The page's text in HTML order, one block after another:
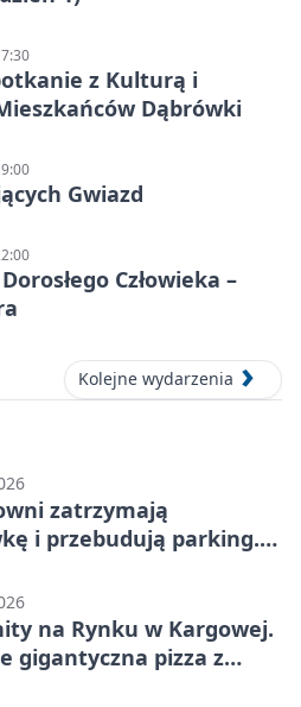
z Kulturą i
Dąbrówki
Gwiazd
Człowieka –
Kolejne wydarzenia
zatrzymają
i przebudują parking.
na Rynku w Kargowej.
gigantyczna pizza z